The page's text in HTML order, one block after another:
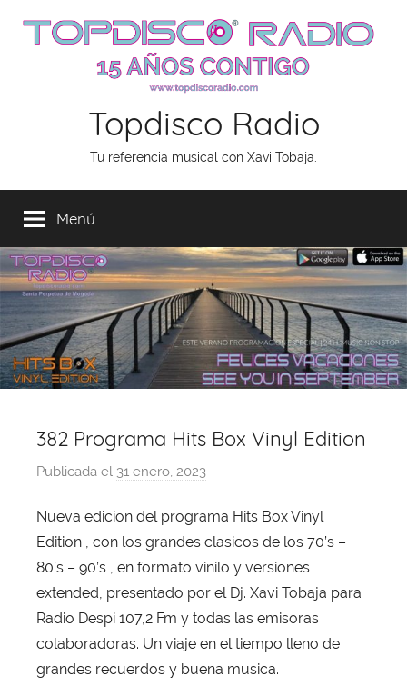
Topdisco Radio
Tu referencia musical con Xavi Tobaja.
Menú
382 Programa Hits Box Vinyl Edition
Publicada el 31 enero, 2023
r
X
a
v
i
T
Nueva edicion del programa Hits Box Vinyl
Edition , con los grandes clasicos de los 70’s –
80’s – 90’s , en formato vinilo y versiones
extended, presentado por el Dj. Xavi Tobaja para
Radio Despi 107,2 Fm y todas las emisoras
colaboradoras. Un viaje en el tiempo lleno de
grandes recuerdos y buena musica.